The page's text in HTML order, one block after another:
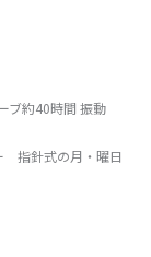
ブ約40時間 振動
指針式の月・曜日